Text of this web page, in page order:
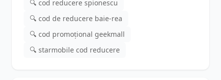
🔍 cod reducere spionescu
🔍 cod de reducere baie-rea
🔍 cod promoțional geekmall
🔍 starmobile cod reducere